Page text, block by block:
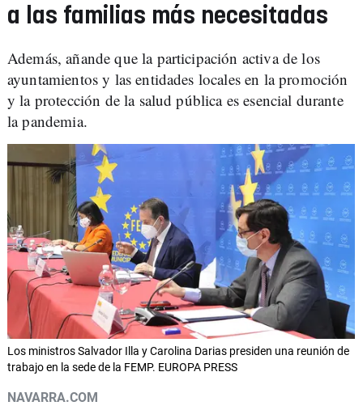
a las familias más necesitadas
Además, añande que la participación activa de los
ayuntamientos y las entidades locales en la promoción
y la protección de la salud pública es esencial durante
la pandemia.
Los ministros Salvador Illa y Carolina Darias presiden una reunión de
trabajo en la sede de la FEMP. EUROPA PRESS
NAVARRA.COM